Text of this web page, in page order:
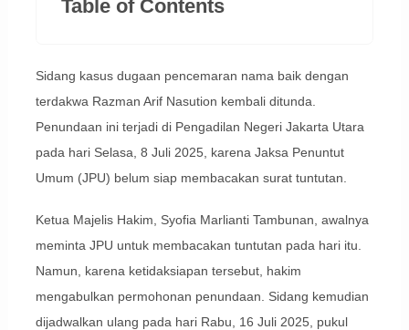
Table of Contents
Sidang kasus dugaan pencemaran nama baik dengan
terdakwa Razman Arif Nasution kembali ditunda.
Penundaan ini terjadi di Pengadilan Negeri Jakarta Utara
pada hari Selasa, 8 Juli 2025, karena Jaksa Penuntut
Umum (JPU) belum siap membacakan surat tuntutan.
Ketua Majelis Hakim, Syofia Marlianti Tambunan, awalnya
meminta JPU untuk membacakan tuntutan pada hari itu.
Namun, karena ketidaksiapan tersebut, hakim
mengabulkan permohonan penundaan. Sidang kemudian
dijadwalkan ulang pada hari Rabu, 16 Juli 2025, pukul